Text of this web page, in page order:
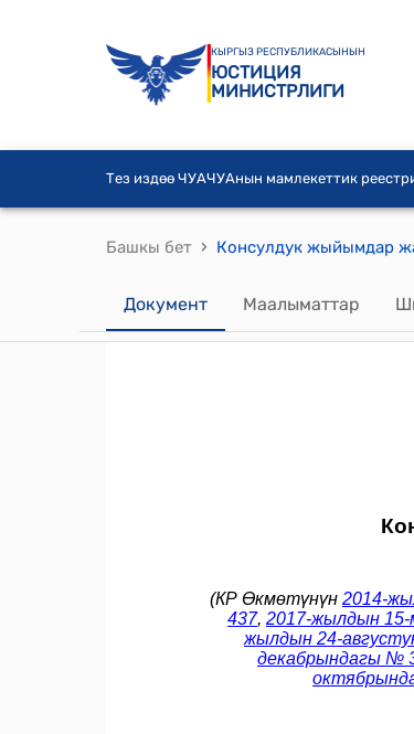
КЫРГЫЗ РЕСПУБЛИКАСЫНЫН
ЮСТИЦИЯ
МИНИСТРЛИГИ
Тез издөө ЧУАЧУАнын мамлекеттик
Башкы бет ›
Документ Маалыматтар